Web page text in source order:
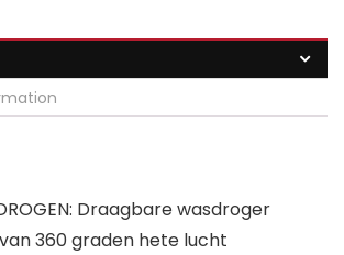
Draagbare wasdroger
360 graden hete lucht